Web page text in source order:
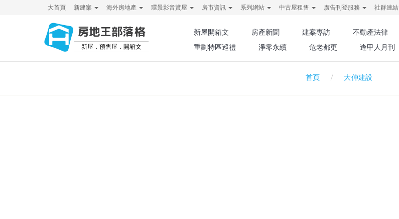
大首頁 新建案 海外房地產 環景影音賞屋 房市資訊 系列網站 中古屋租售 廣告刊登服務 社群連結
房地王部落格
新屋．預售屋．開箱文
新屋開箱文 房產新聞 建案專訪 不動產法律
重劃特區巡禮
淨零永續 危老都更 逢甲人月刊
首頁 大仲建設